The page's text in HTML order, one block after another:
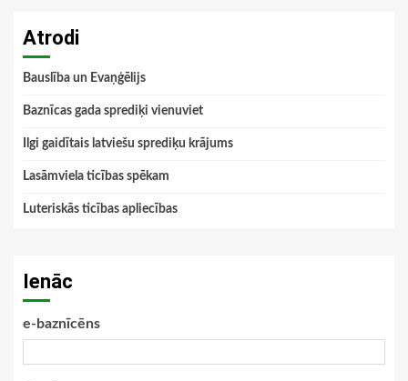
Atrodi
Bauslība un Evaņģēlijs
Baznīcas gada sprediķi vienuviet
Ilgi gaidītais latviešu sprediķu krājums
Lasāmviela ticības spēkam
Luteriskās ticības apliecības
Ienāc
e-baznīcēns